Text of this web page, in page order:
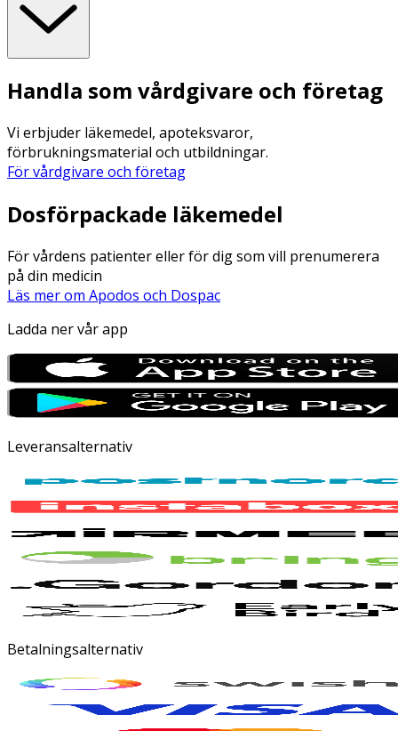
Handla som vårdgivare och företag
Vi erbjuder läkemedel, apoteksvaror,
förbrukningsmaterial och utbildningar.
För vårdgivare och företag
Dosförpackade läkemedel
För vårdens patienter eller för dig som vill prenumerera
på din medicin
Läs mer om Apodos och Dospac
Ladda ner vår app
Leveransalternativ
Betalningsalternativ